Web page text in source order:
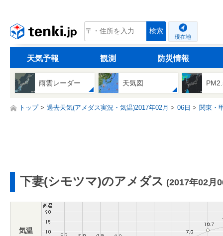
tenki.jp 検索
現在地
天気予報 観測 防災情報
雨雲レーダー 天気図
トップ 過去天気(アメダス実況・気温)2017年02月 06日 関東・
下妻(シモツマ)のアメダス (2017年02月
気温